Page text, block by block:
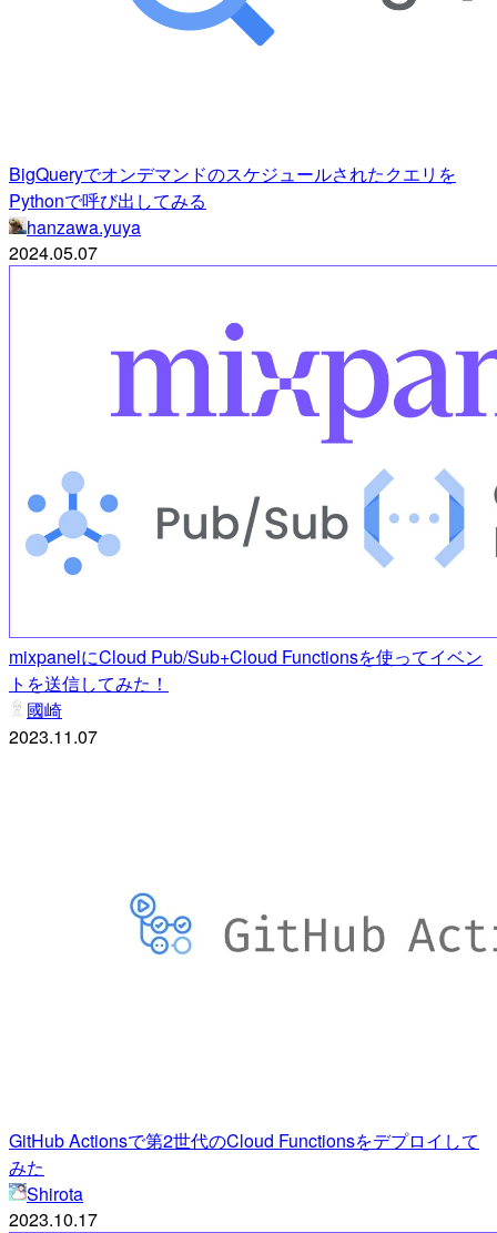
BigQueryでオンデマンドのスケジュールされたクエリを
Pythonで呼び出してみる
hanzawa.yuya
2024.05.07
mixpanelにCloud Pub/Sub+Cloud Functionsを使ってイベン
トを送信してみた！
國崎
2023.11.07
GitHub Actionsで第2世代のCloud Functionsをデプロイして
みた
Shirota
2023.10.17